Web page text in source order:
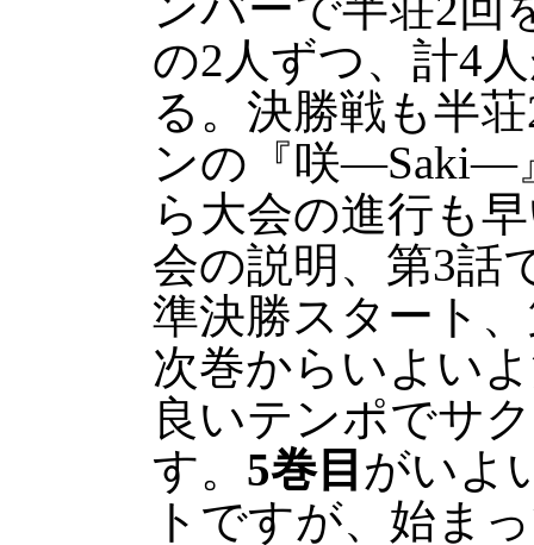
の2人ずつ、計4
る。決勝戦も半
ンの『咲―Saki―
ら大会の進行も
会の説明、第3話
準決勝スタート
次巻からいよい
良いテンポでサ
す。 5巻目 がいよ
トですが、始ま